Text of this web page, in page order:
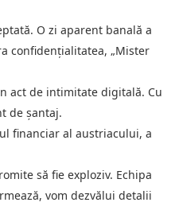
O zi aparent banală a
confidențialitatea, „Mister
act de intimitate digitală. Cu
de șantaj.
financiar al austriacului, a
să fie exploziv. Echipa
vom dezvălui detalii